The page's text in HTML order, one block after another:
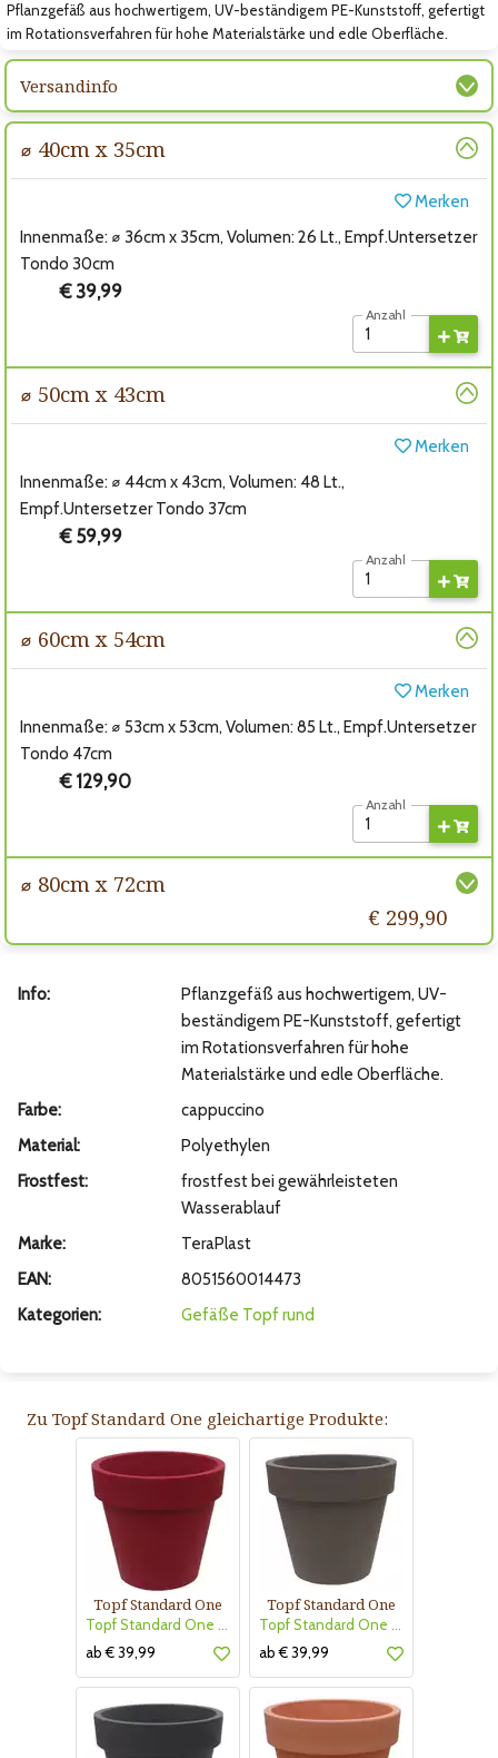
Pflanzgefäß aus hochwertigem, UV-beständigem PE-Kunststoff, gefertigt
im Rotationsverfahren für hohe Materialstärke und edle Oberfläche.
Versandinfo
⌀ 40cm x 35cm
Merken
Innenmaße: ⌀ 36cm x 35cm, Volumen: 26 Lt., Empf.Untersetzer
Tondo 30cm
€ 39,99
Anzahl
⌀ 50cm x 43cm
Merken
Innenmaße: ⌀ 44cm x 43cm, Volumen: 48 Lt.,
Empf.Untersetzer Tondo 37cm
€ 59,99
Anzahl
⌀ 60cm x 54cm
Merken
Innenmaße: ⌀ 53cm x 53cm, Volumen: 85 Lt., Empf.Untersetzer
Tondo 47cm
€ 129,90
Anzahl
⌀ 80cm x 72cm
€ 299,90
Info:
Pflanzgefäß aus hochwertigem, UV-
beständigem PE-Kunststoff, gefertigt
im Rotationsverfahren für hohe
Materialstärke und edle Oberfläche.
Farbe:
cappuccino
Material:
Polyethylen
Frostfest:
frostfest bei gewährleisteten
Wasserablauf
Marke:
TeraPlast
EAN:
8051560014473
Kategorien:
Gefäße Topf rund
Zu Topf Standard One gleichartige Produkte:
Topf Standard One
Topf Standard One kardinalrot
ab € 39,99
Topf Standard One
Topf Standard One cappuccino
ab € 39,99